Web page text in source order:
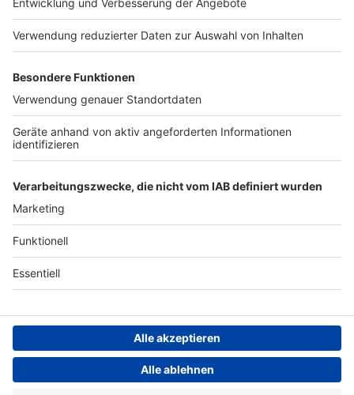
Presse
Werben
Archiv
ANTENNE BAYERN GROUP
Stiftung ANTENNE BAYERN
hilft
Teilnahmebedingungen
Grounding Page ANTENNE
BAYERN
Verkehrs-Hotline
Datenschutz­erklärung
einstellungen
Persönliche Datenkontrolle